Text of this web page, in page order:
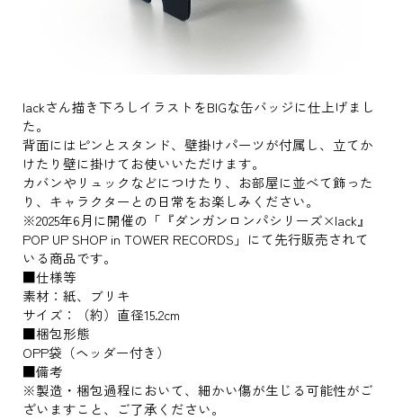
lackさん描き下ろしイラストをBIGな缶バッジに仕上げまし
た。
背面にはピンとスタンド、壁掛けパーツが付属し、立てか
けたり壁に掛けてお使いいただけます。
カバンやリュックなどにつけたり、お部屋に並べて飾った
り、キャラクターとの日常をお楽しみください。
※2025年6月に開催の「『ダンガンロンパシリーズ×lack』
POP UP SHOP in TOWER RECORDS」にて先行販売されて
いる商品です。
■仕様等
素材：紙、ブリキ
サイズ：（約）直径15.2cm
■梱包形態
OPP袋（ヘッダー付き）
■備考
※製造・梱包過程において、細かい傷が生じる可能性がご
ざいますこと、ご了承ください。